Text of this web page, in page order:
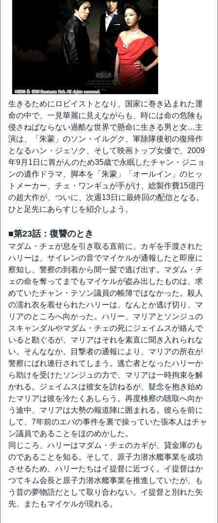
生きるためにロビイストとなり、国家に巻き込まれた運
命の中で、一見華麗に見えながらも、時には命の危険も
侵さねばならない過酷な世界で懸命に生きる男と女…主
演は、「朱蒙」のソン・イルグク、軍除隊後初の復帰作
となるハン・ジェソク、そして映画トップ女優で、2009
年9月1日に胃がんのため35歳で永眠したチャン・ジニョ
ンの遺作ドラマ、脚本を「朱蒙」「オールイン」のヒッ
トメーカー、チェ・ワンギュが手がけ、総製作費15億円
の超大作が、ついに、次週13日に最終回の配信となる。
ひと足先にあらすじを紹介しよう。
■第23話：復讐のとき
マダム・チェが息を引き取る直前に、カギを手渡された
ハリーは、サイレンの音でマイケルが通報したと即座に
察知し、警察の到着から間一髪で逃げ出す。マダム・チ
ェの命を奪ってまでもマイケルが盗み出したものは、求
めていたチャン・テソン議員の帳簿ではなかった。殺人
の濡れ衣を着せられたハリーは、なんとか逃げ切り、マ
リアのところへ向かった。ハリー、マリアとソンジュの
スキャンダルやマダム・チェの死にジェイムスが絡んで
いると勘ぐるが、マリアはそれを素直に聞き入れられな
い。そんななか、目撃者の通報により、マリアの所在が
警察にばれ連行されてしまう。逃亡者となったハリーか
ら助けを受けたソンジュの力で、マリアは一時拘束を解
かれる。ジェイムスは彼女を訪ねるが、疑念を抱き始め
たマリアは彼を冷たくあしらう。再度検察の聴取へ向か
う途中、マリアは大勢の報道陣に囲まれる。彼らを前に
して、7年前のエバの事件を裏で操っていた張本人はチャ
ン議員であることをほのめかした。
同じころ、ハリーはマダム・チェのカギが、貸金庫のも
のであることを知る。そして、原子力潜水艦事業を成功
させるため、ハリーたちはイ提督に近づく。イ提督はか
つてキム会長と原子力潜水艦事業を推進していたが、も
う昔の夢物語だとして取り合わない。イ提督と別れた矢
先、またもマイケルが現れる。